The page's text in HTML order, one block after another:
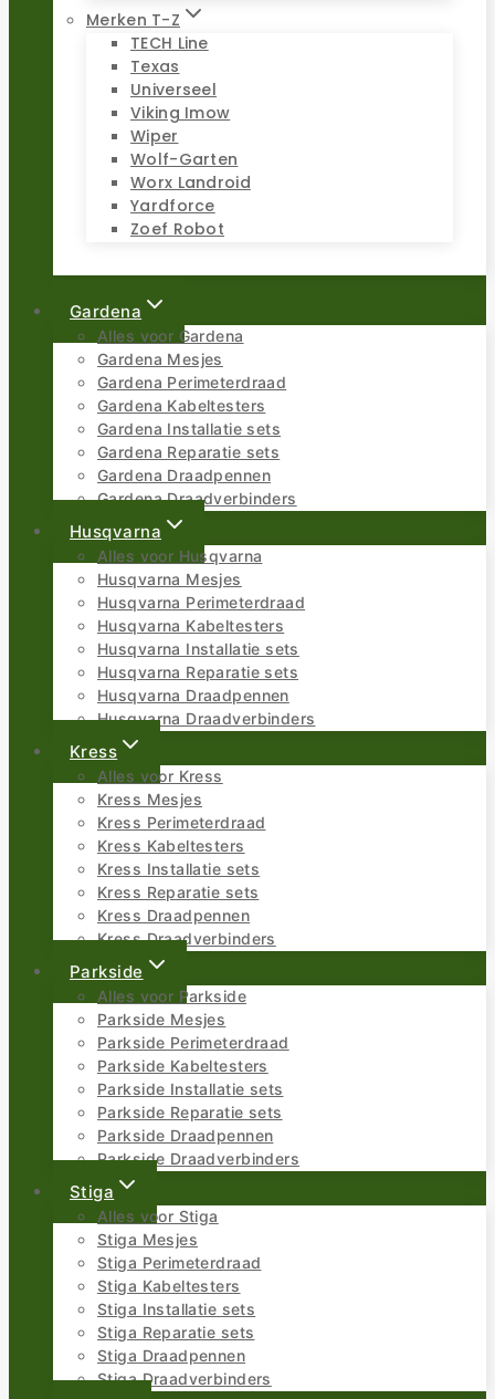
Merken T-Z
TECH Line
Texas
Universeel
Viking Imow
Wiper
Wolf-Garten
Worx Landroid
Yardforce
Zoef Robot
Gardena
Alles voor Gardena
Gardena Mesjes
Gardena Perimeterdraad
Gardena Kabeltesters
Gardena Installatie sets
Gardena Reparatie sets
Gardena Draadpennen
Gardena Draadverbinders
Husqvarna
Alles voor Husqvarna
Husqvarna Mesjes
Husqvarna Perimeterdraad
Husqvarna Kabeltesters
Husqvarna Installatie sets
Husqvarna Reparatie sets
Husqvarna Draadpennen
Husqvarna Draadverbinders
Kress
Alles voor Kress
Kress Mesjes
Kress Perimeterdraad
Kress Kabeltesters
Kress Installatie sets
Kress Reparatie sets
Kress Draadpennen
Kress Draadverbinders
Parkside
Alles voor Parkside
Parkside Mesjes
Parkside Perimeterdraad
Parkside Kabeltesters
Parkside Installatie sets
Parkside Reparatie sets
Parkside Draadpennen
Parkside Draadverbinders
Stiga
Alles voor Stiga
Stiga Mesjes
Stiga Perimeterdraad
Stiga Kabeltesters
Stiga Installatie sets
Stiga Reparatie sets
Stiga Draadpennen
Stiga Draadverbinders